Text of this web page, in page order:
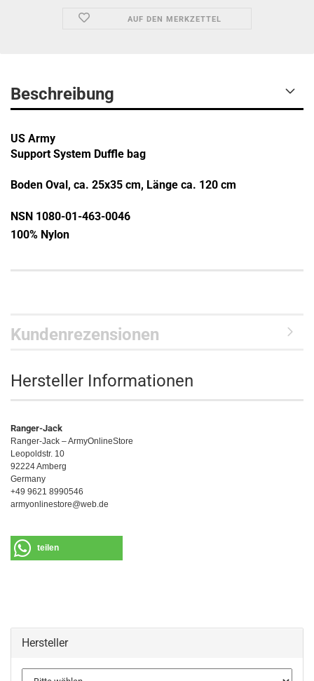
AUF DEN MERKZETTEL
Beschreibung
US Army
Support System Duffle bag
Boden Oval, ca. 25x35 cm, Länge ca. 120 cm
NSN 1080-01-463-0046
100% Nylon
Kundenrezensionen
Hersteller Informationen
Ranger-Jack
Ranger-Jack – ArmyOnlineStore
Leopoldstr. 10
92224 Amberg
Germany
+49 9621 8990546
armyonlinestore@web.de
teilen
Hersteller